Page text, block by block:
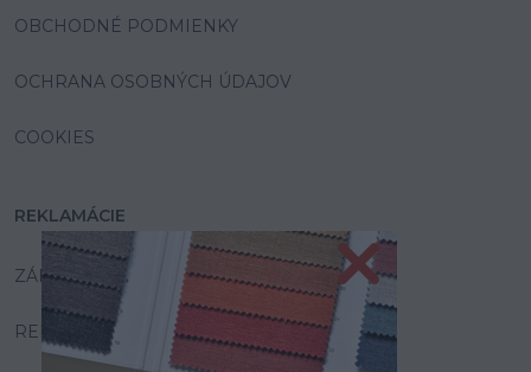
OBCHODNÉ PODMIENKY
OCHRANA OSOBNÝCH ÚDAJOV
COOKIES
REKLAMÁCIE
ZÁRUKA A SERVIS
REKLAMAČNÝ PORIADOK